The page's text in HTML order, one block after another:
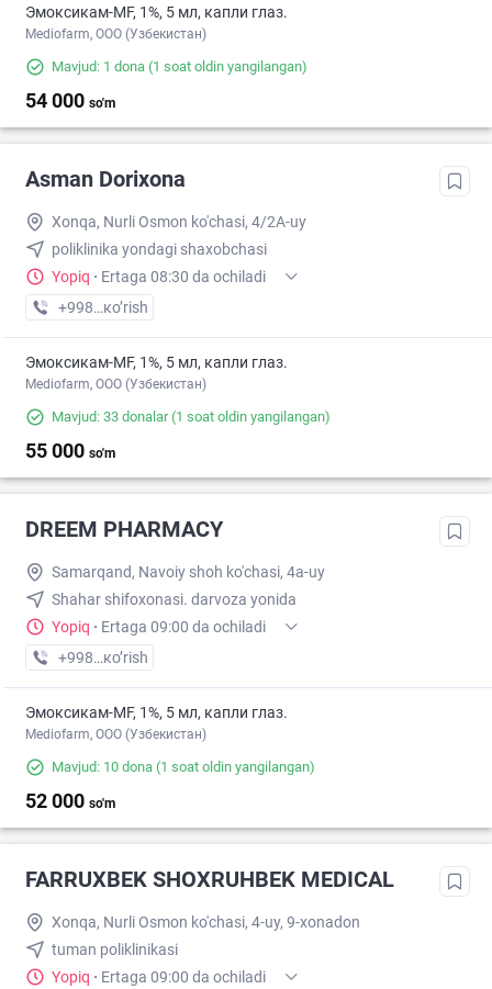
Эмоксикам-MF, 1%, 5 мл, капли глаз.
Mediofarm, ООО (Узбекистан)
Mavjud: 1 dona (1 soat oldin yangilangan)
54 000 so'm
Asman Dorixona
Xonqa, Nurli Osmon ko'chasi, 4/2A-uy
poliklinika yondagi shaxobchasi
Yopiq · Ertaga 08:30 da ochiladi
+998 (99) XXX-XX-XX
кo’rish
Эмоксикам-MF, 1%, 5 мл, капли глаз.
Mediofarm, ООО (Узбекистан)
Mavjud: 33 donalar(1 soat oldin yangilangan)
55 000 so'm
DREEM PHARMACY
Samarqand, Navoiy shoh ko'chasi, 4a-uy
Shahar shifoxonasi. darvoza yonida
Yopiq · Ertaga 09:00 da ochiladi
+998 (95) XXX-XX-XX
кo’rish
Эмоксикам-MF, 1%, 5 мл, капли глаз.
Mediofarm, ООО (Узбекистан)
Mavjud: 10 dona (1 soat oldin yangilangan)
52 000 so'm
FARRUXBEK SHOXRUHBEK MEDICAL
Xonqa, Nurli Osmon ko'chasi, 4-uy, 9-xonadon
tuman poliklinikasi
Yopiq · Ertaga 09:00 da ochiladi